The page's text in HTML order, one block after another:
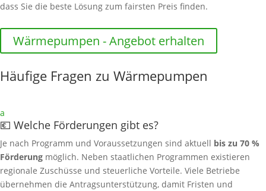
dass Sie die beste Lösung zum fairsten Preis finden.
Wärmepumpen - Angebot erhalten
Häufige Fragen zu Wärmepumpen
a
💶 Welche Förderungen gibt es?
Je nach Programm und Voraussetzungen sind aktuell bis zu 70 %
Förderung möglich. Neben staatlichen Programmen existieren
regionale Zuschüsse und steuerliche Vorteile. Viele Betriebe
übernehmen die Antragsunterstützung, damit Fristen und